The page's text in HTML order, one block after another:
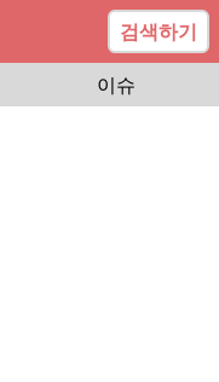
검색하기
이슈